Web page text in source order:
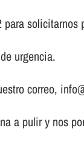
urgencia.
correo,
a pulir y nos